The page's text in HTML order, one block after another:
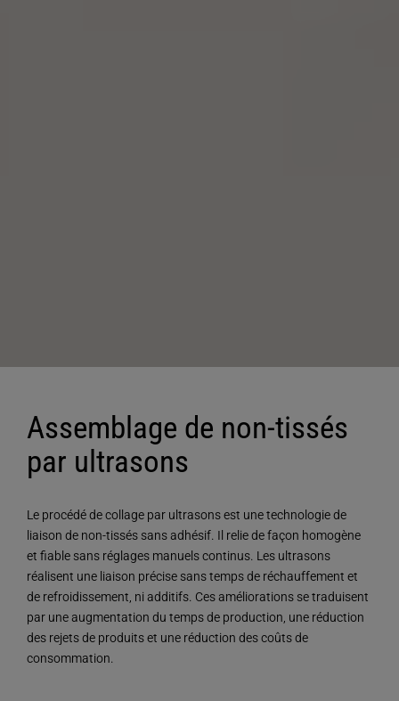
Assemblage de non-tissés
par ultrasons
Le procédé de collage par ultrasons est une technologie de
liaison de non-tissés sans adhésif. Il relie de façon homogène
et fiable sans réglages manuels continus. Les ultrasons
réalisent une liaison précise sans temps de réchauffement et
de refroidissement, ni additifs. Ces améliorations se traduisent
par une augmentation du temps de production, une réduction
des rejets de produits et une réduction des coûts de
consommation.